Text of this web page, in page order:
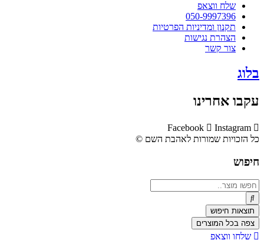
שלח ווצאפ
050-9997396
תקנון ומדיניות הפרטיות
הצהרת נגישות
צור קשר
בלוג
עקבו אחרינו
Facebook
Instagram
כל הזכויות שמורות לאהבת השם ©​
חיפוש
Search
...
תוצאות חיפוש
צפה בכל המוצרים
שלחו ווצאפ